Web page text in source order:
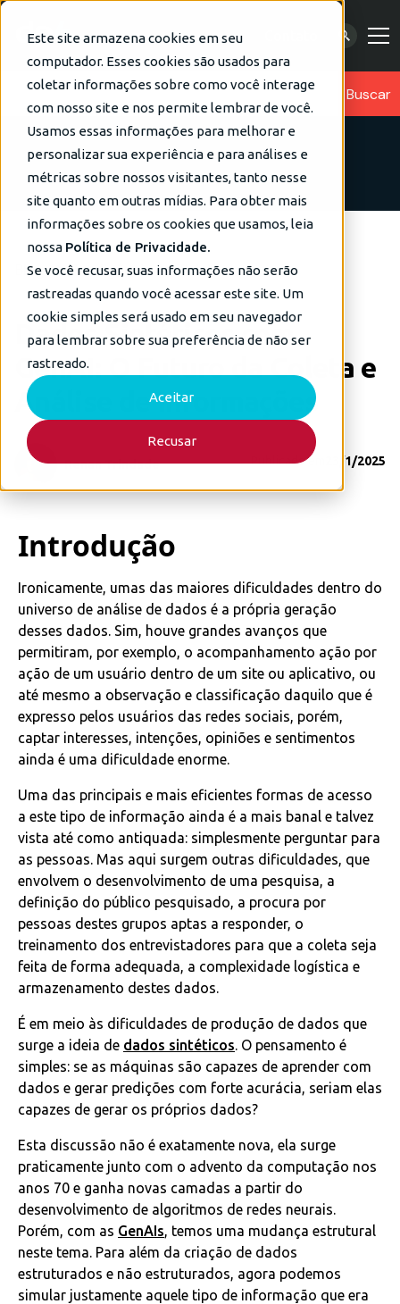
Este site armazena cookies em seu
computador. Esses cookies são usados para
coletar informações sobre como você interage
com nosso site e nos permite lembrar de você.
Usamos essas informações para melhorar e
personalizar sua experiência e para análises e
métricas sobre nossos visitantes, tanto nesse
site quanto em outras mídias. Para obter mais
informações sobre os cookies que usamos, leia
nossa Política de Privacidade.
Se você recusar, suas informações não serão
rastreadas quando você acessar este site. Um
cookie simples será usado em seu navegador
para lembrar sobre sua preferência de não ser
rastreado.
Aceitar
Recusar
Blog Inteligência Artificial
Dados Sintéticos com
GenAI: O Futuro da Coleta e
Análise de Informações
Renan Trindade Publicado em 23/1/2025
Introdução
Ironicamente, umas das maiores dificuldades dentro do
universo de análise de dados é a própria geração
desses dados. Sim, houve grandes avanços que
permitiram, por exemplo, o acompanhamento ação por
ação de um usuário dentro de um site ou aplicativo, ou
até mesmo a observação e classificação daquilo que é
expresso pelos usuários das redes sociais, porém,
captar interesses, intenções, opiniões e sentimentos
ainda é uma dificuldade enorme.
Uma das principais e mais eficientes formas de acesso
a este tipo de informação ainda é a mais banal e talvez
vista até como antiquada: simplesmente perguntar para
as pessoas. Mas aqui surgem outras dificuldades, que
envolvem o desenvolvimento de uma pesquisa, a
definição do público pesquisado, a procura por
pessoas destes grupos aptas a responder, o
treinamento dos entrevistadores para que a coleta seja
feita de forma adequada, a complexidade logística e
armazenamento destes dados.
É em meio às dificuldades de produção de dados que
surge a ideia de dados sintéticos. O pensamento é
simples: se as máquinas são capazes de aprender com
dados e gerar predições com forte acurácia, seriam elas
capazes de gerar os próprios dados?
Esta discussão não é exatamente nova, ela surge
praticamente junto com o advento da computação nos
anos 70 e ganha novas camadas a partir do
desenvolvimento de algoritmos de redes neurais.
Porém, com as GenAIs, temos uma mudança estrutural
neste tema. Para além da criação de dados
estruturados e não estruturados, agora podemos
simular justamente aquele tipo de informação que era